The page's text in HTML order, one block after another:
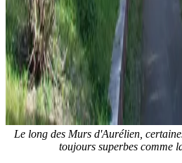
Le long des Murs d'Aurélien,
toujours superbes comme